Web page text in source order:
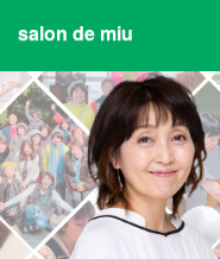
salon de miu